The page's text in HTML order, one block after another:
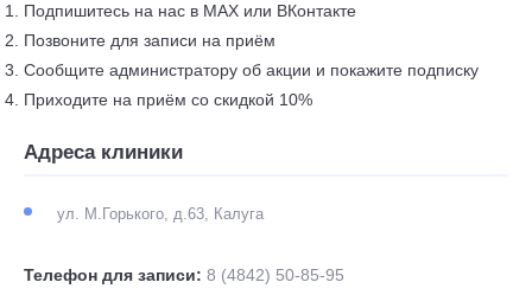
Подпишитесь на нас в MAX или ВКонтакте
Позвоните для записи на приём
Сообщите администратору об акции и покажите подписку
Приходите на приём со скидкой 10%
Адреса клиники
ул. М.Горького, д.63, Калуга
Телефон для записи: 8 (4842) 50-85-95